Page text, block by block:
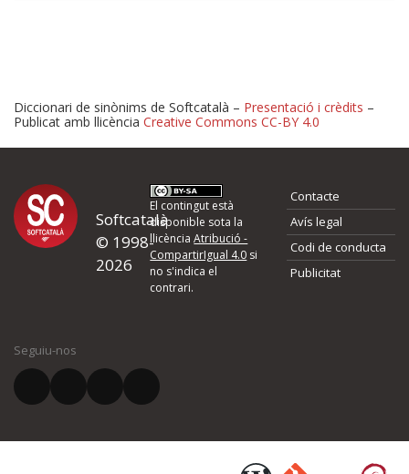
Proposeu-nos millores o
d'errors
Si heu trobat un error o voleu proposar alguna millora, ompliu els
quina és la millora que proposeu o l'error del qual voleu informar-
El vostre correu electrònic *
Diccionari de sinònims de Softcatalà – Presentació i crèdits –
Publicat amb llicència Creative Commons CC-BY 4.0
Softcatalà
© 1998-
2026
El contingut està
disponible sota la
llicènciaAtribució -
CompartirIgual 4.0 si
no s'indica el
contrari.
Contacte
Avís legal
Codi de conducta
Publicitat
Seguiu-nos